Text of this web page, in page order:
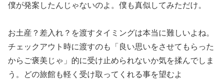
僕が発案したんじゃないのよ。僕も真似してみただけ。
お土産？差入れ？を渡すタイミングは本当に難しいよね。
チェックアウト時に渡すのも「良い思いをさせてもらった
からご褒美じゃ」的に受け止められないか気を揉んでしま
う。どの旅館も軽く受け取ってくれる事を望むよ